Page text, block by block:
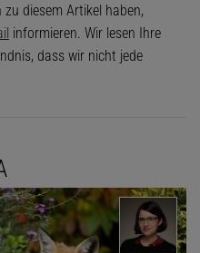
diesem Artikel haben,
informieren. Wir lesen Ihre
dass wir nicht jede